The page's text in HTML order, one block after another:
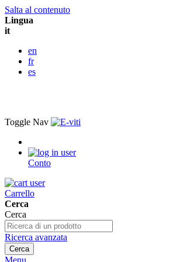
Salta al contenuto
Lingua
it
en
fr
es
Toggle Nav
Conto
Carrello
Cerca
Cerca
Ricerca avanzata
Cerca
Menu